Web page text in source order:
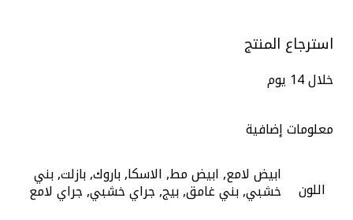
استرجاع المنتج
خلال 14 يوم
معلومات إضافية
اللون
ابيض لامع, ابيض مط, الاسكا, باروك, بازلت, بني
خشبي, بني غامق, بيج, جراي خشبي, جراي لامع